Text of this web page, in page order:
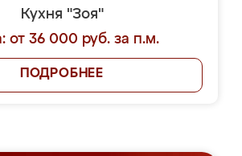
Кухня "Зоя"
от 36 000 руб. за п.м.
ПОДРОБНЕЕ